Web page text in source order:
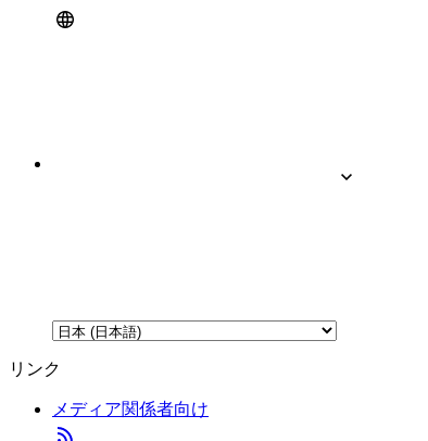
リンク
メディア関係者向け